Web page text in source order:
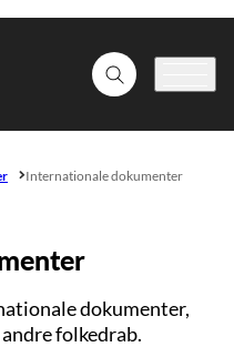
Fold søgefelt ud
Internationale dokumenter
dokumenter,
folkedrab.